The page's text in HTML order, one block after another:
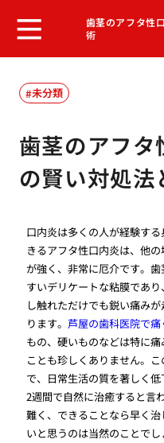
歯茎のアフタ性
術
未分類
歯茎のアフ
の賢い対処
口内炎は多くの人が経験す
きるアフタ性口内炎は、他
が強く、非常に厄介です。
すいデリケートな粘膜であ
し触れただけでも鋭い痛み
ります。芦屋の歯科医院で
もの、硬いものなどは特に
ことも珍しくありません。
で、日常生活の質を著しく
2週間で自然に治癒すると言
難く、できることなら早く
いと思うのは当然のことで